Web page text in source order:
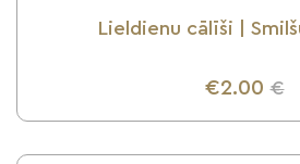
Lieldienu cālīši |
€2.00 €
UZZINI VAIRĀK